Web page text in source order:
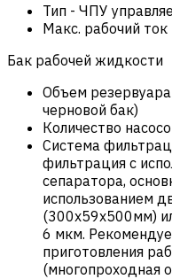
Тип - ЧПУ
Макс. рабочий ток
Бак рабочей жидкости
Объем
черновой бак)
Количество
Система
фильтрация с
сепаратора,
использованием
(300x59x500мм)
6 мкм.
приготовления
(многопроходная